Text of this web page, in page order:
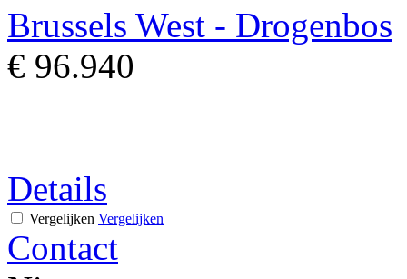
Brussels West - Drogenbos
€ 96.940
Details
Vergelijken Vergelijken
Contact